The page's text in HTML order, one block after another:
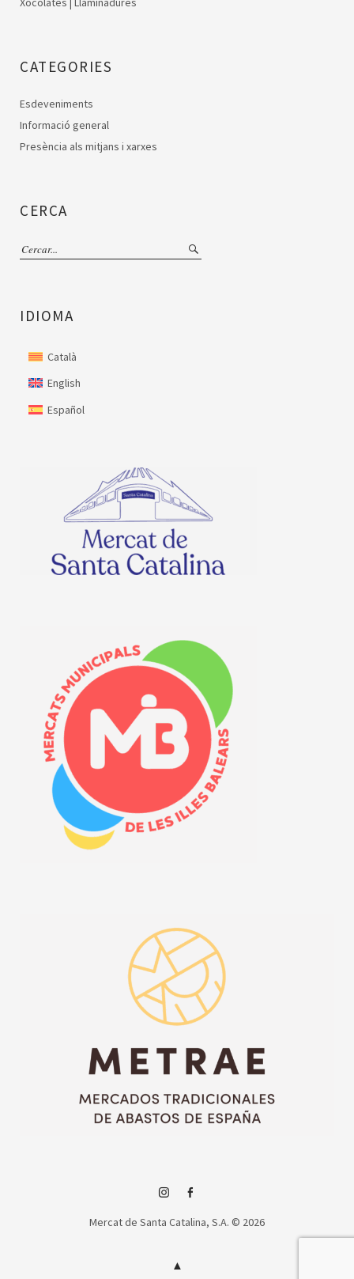
CATEGORIES
Esdeveniments
Informació general
Presència als mitjans i xarxes
CERCA
IDIOMA
Català
English
Español
InstagramFacebook
Mercat de Santa Catalina, S.A. © 2026